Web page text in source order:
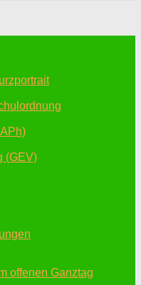
(GEV)
offenen Ganztag